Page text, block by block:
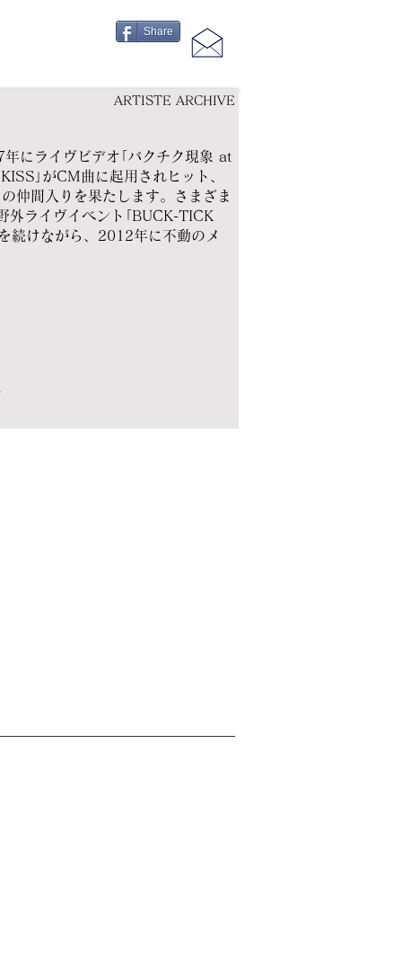
Share
ARTISTE ARCHIVE
にライヴビデオ｢バクチク現象 at
｣がCM曲に起用されヒット、
仲間入りを果たします。さまざま
外ライヴイベント｢BUCK-TICK
続けながら、2012年に不動のメ